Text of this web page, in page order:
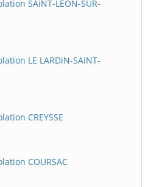
SAiNT-LEON-SUR-
LE LARDiN-SAiNT-
CREYSSE
COURSAC